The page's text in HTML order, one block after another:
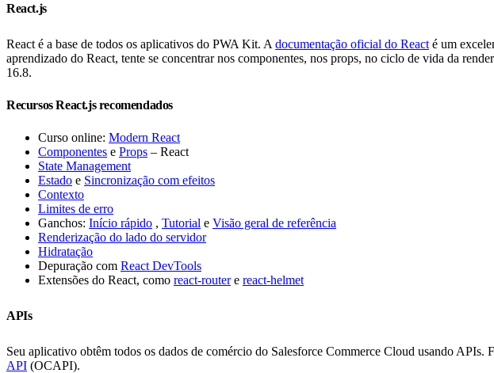
React.js
React é a base de todos os aplicativos do PWA Kit. A documentação oficial do React é um
aprendizado do React, tente se concentrar nos componentes, nos props, no ciclo de vida da
16.8.
Recursos React.js recomendados
Curso online: Modern React
Componentes e Props – React
State Management
Estado e Sincronização com efeitos
Contexto
Limites de erro
Ganchos: Início rápido , Tutorial e Visão geral de referência
Renderização do lado do servidor
Hidratação
Depuração com React DevTools
Extensões do React, como react-routere react-helmet
APIs
Seu aplicativo obtêm todos os dados de comércio do Salesforce Commerce Cloud usando
API (OCAPI).